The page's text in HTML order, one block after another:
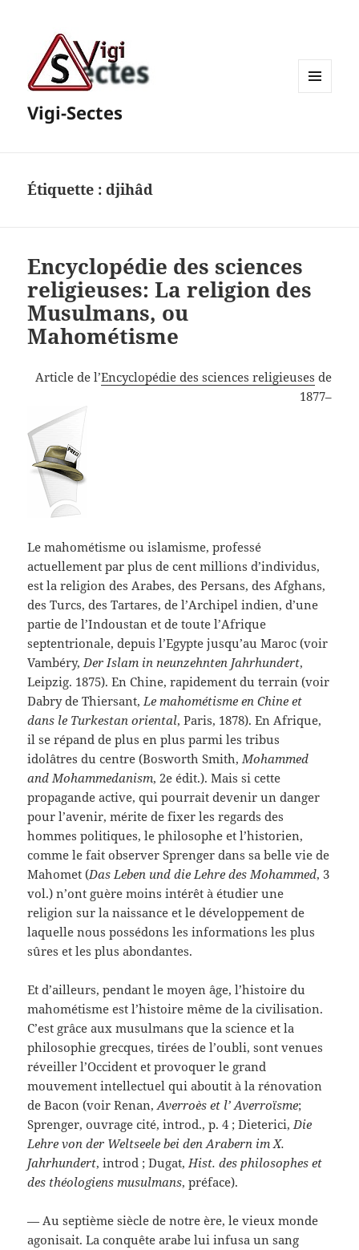
Vigi-Sectes
Étiquette :djihâd
Encyclopédie des sciences
religieuses: La religion des
Musulmans, ou
Mahométisme
Article de l’Encyclopédie des sciences religieuses de
1877–
Le mahométisme ou islamisme, professé
actuellement par plus de cent millions d’individus,
est la religion des Arabes, des Persans, des Afghans,
des Turcs, des Tartares, de l’Archipel indien, d’une
partie de l’Indoustan et de toute l’Afrique
septentrionale, depuis l’Egypte jusqu’au Maroc (voir
Vambéry,Der Islam in neunzehnten Jahrhundert,
Leipzig. 1875). En Chine, rapidement du terrain (voir
Dabry de Thiersant,Le mahométisme en Chine et
dans le Turkestan oriental, Paris, 1878). En Afrique,
il se répand de plus en plus parmi les tribus
idolâtres du centre (Bosworth Smith,Mohammed
and Mohammedanism, 2e édit.). Mais si cette
propagande active, qui pourrait devenir un danger
pour l’avenir, mérite de fixer les regards des
hommes politiques, le philosophe et l’historien,
comme le fait observer Sprenger dans sa belle vie de
Mahomet (Das Leben und die Lehre des Mohammed, 3
vol.) n’ont guère moins intérêt à étudier une
religion sur la naissance et le développement de
laquelle nous possédons les informations les plus
sûres et les plus abondantes.
Et d’ailleurs, pendant le moyen âge, l’histoire du
mahométisme est l’histoire même de la civilisation.
C’est grâce aux musulmans que la science et la
philosophie grecques, tirées de l’oubli, sont venues
réveiller l’Occident et provoquer le grand
mouvement intellectuel qui aboutit à la rénovation
de Bacon (voir Renan,Averroès et l’ Averroïsme;
Sprenger, ouvrage cité, introd., p. 4 ; Dieterici, Die
Lehre von der Weltseele bei den Arabern im X.
Jahrhundert, introd ; Dugat,Hist. des philosophes et
des théologiens musulmans, préface).
— Au septième siècle de notre ère, le vieux monde
agonisait. La conquête arabe lui infusa un sang